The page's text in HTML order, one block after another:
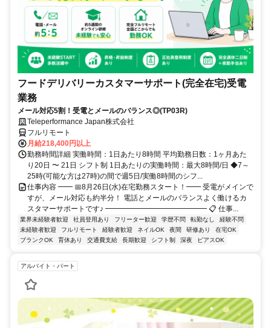
フードデリバリーカスタマーサポート(完全在宅)受電
業務
メール対応5割！受電とメールのバランス◎(TP03R)
Teleperformance Japan株式会社
フルリモート
月給218,400円以上
勤務時間詳細 実働時間：1日あたり8時間 平均勤務日数：1ヶ月あた
り20日 〜 21日 シフト制 1日あたりの実働時間：最大8時間/日 ◆7～
25時(可能な方は27時)の間で週5日/実働8時間のシフ...
仕事内容 ━━ 📅8月26日(水)在宅勤務スタート！━━ 受電がメインで
すが、メール対応も約半分！ 電話とメールのバランスよく働けるカ
スタマーサポートです♪ ━━━━━━━━━━━━━━ 📋 仕事...
業界未経験者歓迎 社員登用あり フリーター歓迎 学歴不問 転勤なし
経験不問
未経験者歓迎
フルリモート 経験者歓迎 ネイルOK 夜間 研修あり
在宅OK
ブランクOK
育休あり 交通費支給 長期歓迎 シフト制 深夜 ピアスOK
アルバイト・パート